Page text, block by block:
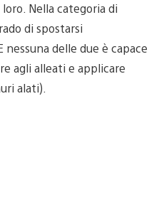
Nella categoria di
di spostarsi
delle due è capace
agli alleati e applicare
alati).